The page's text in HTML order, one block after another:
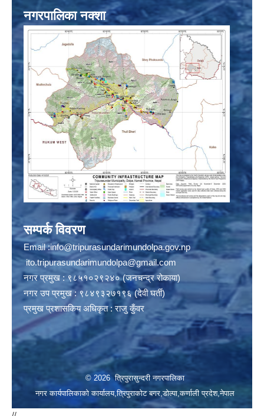
नगरपालिका नक्शा
सम्पर्क विवरण
Email :info@tripurasundarimundolpa.gov.np
ito.tripurasundarimundolpa@gmail.com
नगर प्रमुख : ९८५१०२९२४० (जनचन्द्र रोकाया)
नगर उप प्रमुख : ९८४९३२७१९६ (देवी घर्ती)
प्रमुख प्रशासकिय अधिकृत : राजु कुँवर
© 2026 त्रिपुरासुन्दरी नगरपालिका
नगर कार्यपालिकाको कार्यालय,त्रिपुराकोट बगर,डोल्पा,कर्णाली प्रदेश,नेपाल